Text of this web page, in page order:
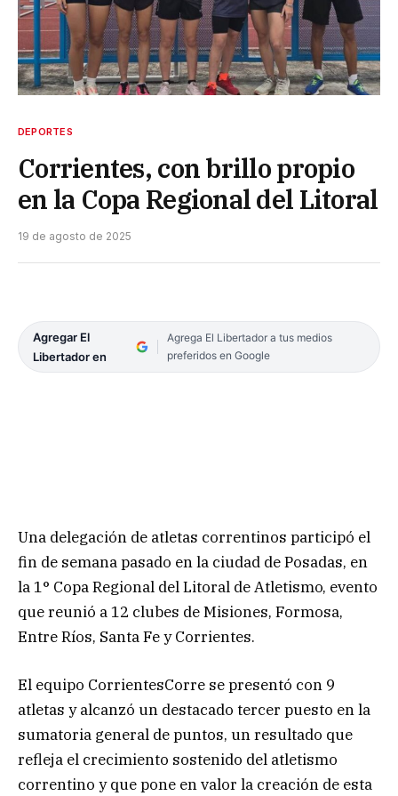
DEPORTES
Corrientes, con brillo propio
en la Copa Regional del Litoral
19 de agosto de 2025
Agregar El
Libertador en
Agrega El Libertador a tus medios
preferidos en Google
Una delegación de atletas correntinos participó el
fin de semana pasado en la ciudad de Posadas, en
la 1° Copa Regional del Litoral de Atletismo, evento
que reunió a 12 clubes de Misiones, Formosa,
Entre Ríos, Santa Fe y Corrientes.
El equipo CorrientesCorre se presentó con 9
atletas y alcanzó un destacado tercer puesto en la
sumatoria general de puntos, un resultado que
refleja el crecimiento sostenido del atletismo
correntino y que pone en valor la creación de esta